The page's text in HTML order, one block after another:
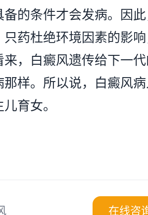
的条件才会发病。因此
药杜绝环境因素的影响
，白癜风遗传给下一
样。所以说，白癜风病
育女。
在线咨